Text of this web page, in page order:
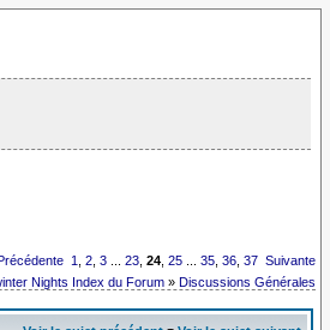
Précédente 1 ,2 ,3 ...23 ,24 ,25 ...35 ,36 ,37 Suivante
Nights Index du Forum »Discussions Générales